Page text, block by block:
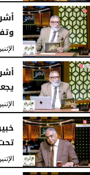
الثلاثاء، 4 أغسطس 2026
الإثنين، 3
الإثنين، 3
الإثنين، 3